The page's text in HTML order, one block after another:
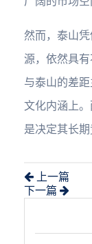
然而，泰山
源，依然具
与泰山的差
文化内涵上
是决定其长期
上一篇
下一篇